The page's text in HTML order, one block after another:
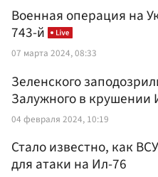
Военная операция на
743-й
07 марта 2024, 08:33
Зеленского
Залужного в крушении
04 февраля 2024, 10:19
Стало известно, как
для атаки на Ил-76